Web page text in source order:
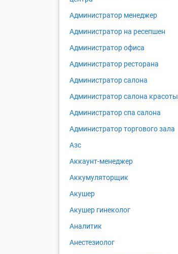
Администратор менеджер
Администратор на ресепшен
Администратор офиса
Администратор ресторана
Администратор салона
Администратор салона красоты
Администратор спа салона
Администратор торгового зала
Азс
Аккаунт-менеджер
Аккумуляторщик
Акушер
Акушер гинеколог
Аналитик
Анестезиолог